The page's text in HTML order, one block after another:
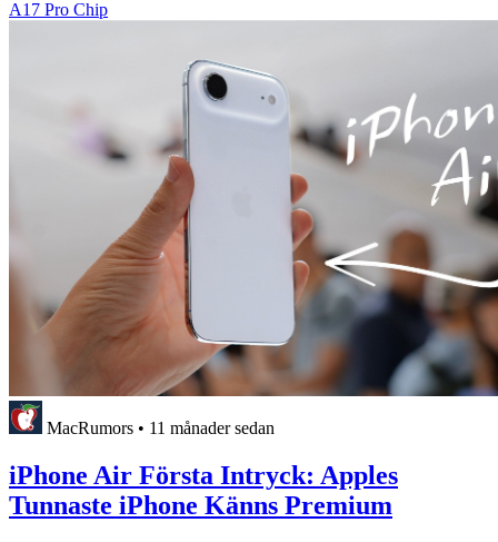
A17 Pro Chip
MacRumors • 11 månader sedan
iPhone Air Första Intryck: Apples
Tunnaste iPhone Känns Premium